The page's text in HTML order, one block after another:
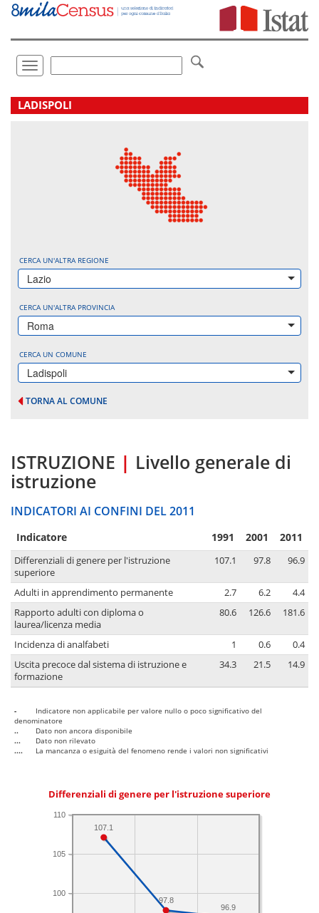
Vai
direttamente
Toggle
navigation
LADISPOLI
CERCA UN'ALTRA REGIONE
Lazio
CERCA UN'ALTRA PROVINCIA
Roma
CERCA UN COMUNE
Ladispoli
TORNA AL COMUNE
ISTRUZIONE | Livello generale di
istruzione
INDICATORI AI CONFINI DEL 2011
Indicatore 1991 2001 2011
Differenziali di genere per l'istruzione
superiore
107.1 97.8 96.9
Adulti in apprendimento permanente 2.7 6.2
4.4
Rapporto adulti con diploma o
laurea/licenza media
80.6 126.6 181.6
Incidenza di analfabeti 1 0.6
0.4
Uscita precoce dal sistema di istruzione e
formazione
34.3 21.5 14.9
-
Indicatore non applicabile per valore nullo o poco significativo del
denominatore
..
Dato non ancora disponibile
...
Dato non rilevato
....
La mancanza o esiguità del fenomeno rende i valori non significativi
Differenziali di genere per l'istruzione superiore
100
105
110
96.9
97.8
107.1